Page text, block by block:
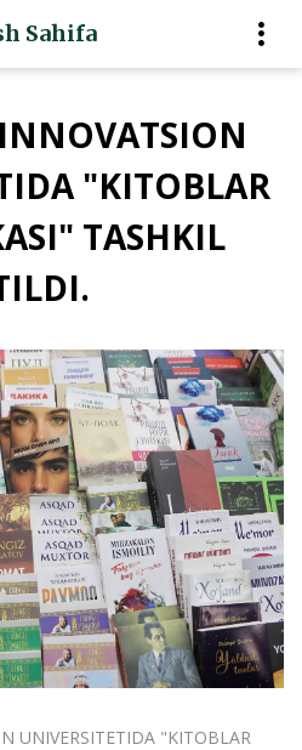
Sahifa
"KITOBLAR
TASHKIL
UNIVERSITETIDA "KITOBLAR